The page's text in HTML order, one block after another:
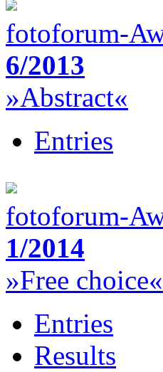
fotoforum-
6/2013
»Abstract«
Entries
fotoforum-
1/2014
»Free choice«
Entries
Results